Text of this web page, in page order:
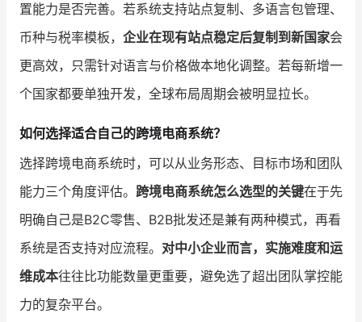
置能力是否完善。若系统支持站点复制、多语言包管理、
币种与税率模板， 企业在现有站点稳定后复制到新国家会
更高效，只需针对语言与价格做本地化调整。若每新增一
个国家都要单独开发，全球布局周期会被明显拉长。
如何选择适合自己的跨境电商系统？
选择跨境电商系统时，可以从业务形态、目标市场和团队
能力三个角度评估。 跨境电商系统怎么选型的关键在于先
明确自己是B2C零售、B2B批发还是兼有两种模式，再看
系统是否支持对应流程。 对中小企业而言，实施难度和运
维成本往往比功能数量更重要，避免选了超出团队掌控能
力的复杂平台。